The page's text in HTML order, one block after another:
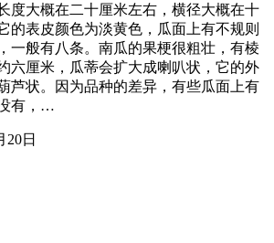
度大概在二十厘米左右，横径大概在十
的表皮颜色为淡黄色，瓜面上有不规则
一般有八条。南瓜的果梗很粗壮，有棱
六厘米，瓜蒂会扩大成喇叭状，它的外
芦状。因为品种的差异，有些瓜面上有
有，…
20日